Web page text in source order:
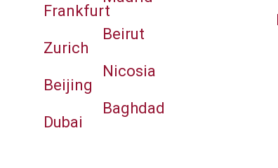
Frankfurt
Zurich
Beijing
Dubai
Beirut
Nicosia
Baghdad